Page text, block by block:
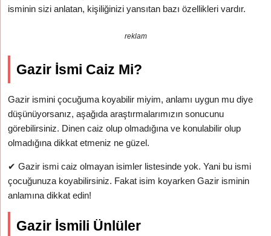
isminin sizi anlatan, kişiliğinizi yansıtan bazı özellikleri vardır.
reklam
Gazir İsmi Caiz Mi?
Gazir ismini çocuğuma koyabilir miyim, anlamı uygun mu diye
düşünüyorsanız, aşağıda araştırmalarımızın sonucunu
görebilirsiniz. Dinen caiz olup olmadığına ve konulabilir olup
olmadığına dikkat etmeniz ne güzel.
✔ Gazir ismi caiz olmayan isimler listesinde yok. Yani bu ismi
çocuğunuza koyabilirsiniz. Fakat isim koyarken Gazir isminin
anlamına dikkat edin!
Gazir İsmili Ünlüler